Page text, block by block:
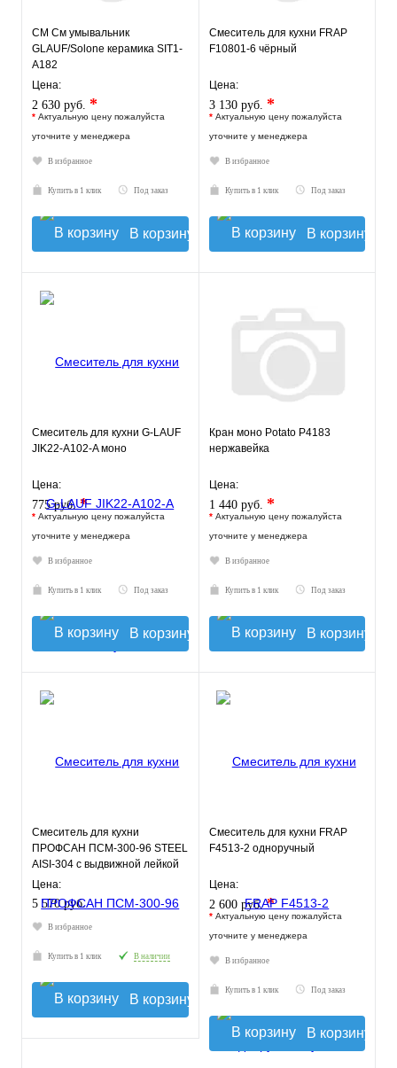
СМ См умывальник
GLAUF/Solone керамика SIT1-
A182
Цена:
2 630 руб. *
* Актуальную цену пожалуйста
уточните у менеджера
В избранное
Купить в 1 клик Под заказ
В корзину
Смеситель для кухни FRAP
F10801-6 чёрный
Цена:
3 130 руб. *
* Актуальную цену пожалуйста
уточните у менеджера
В избранное
Купить в 1 клик Под заказ
В корзину
Смеситель для кухни G-LAUF
JIK22-A102-A моно
Цена:
775 руб.*
* Актуальную цену пожалуйста
уточните у менеджера
В избранное
Купить в 1 клик Под заказ
В корзину
Кран моно Potato P4183
нержавейка
Цена:
1 440 руб. *
* Актуальную цену пожалуйста
уточните у менеджера
В избранное
Купить в 1 клик Под заказ
В корзину
Смеситель для кухни
ПРОФСАН ПСМ-300-96 STEEL
AISI-304 c выдвижной лейкой
тип См-МОЦБИВА, ПСМ
Цена:
5 570 руб.
В избранное
Купить в 1 клик В наличии
В корзину
Смеситель для кухни FRAP
F4513-2 одноручный
Цена:
2 600 руб.*
* Актуальную цену пожалуйста
уточните у менеджера
В избранное
Купить в 1 клик Под заказ
В корзину